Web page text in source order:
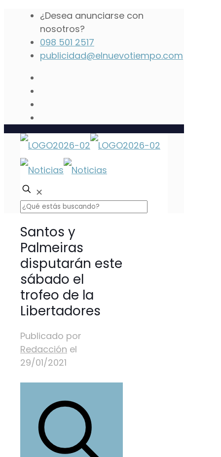
¿Desea anunciarse con
nosotros?
098 501 2517
publicidad@elnuevotiempo.com
✕
Santos y
Palmeiras
disputarán este
sábado el
trofeo de la
Libertadores
Publicado por
Redacción el
29/01/2021